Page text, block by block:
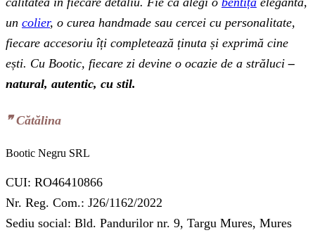
un colier, o curea handmade sau cercei cu personalitate,
fiecare accesoriu îți completează ținuta și exprimă cine
ești. Cu Bootic, fiecare zi devine o ocazie de a străluci –
natural, autentic, cu stil.
❞‬ Cătălina
Bootic Negru SRL
CUI: RO46410866
Nr. Reg. Com.: J26/1162/2022
Sediu social: Bld. Pandurilor nr. 9, Targu Mures, Mures